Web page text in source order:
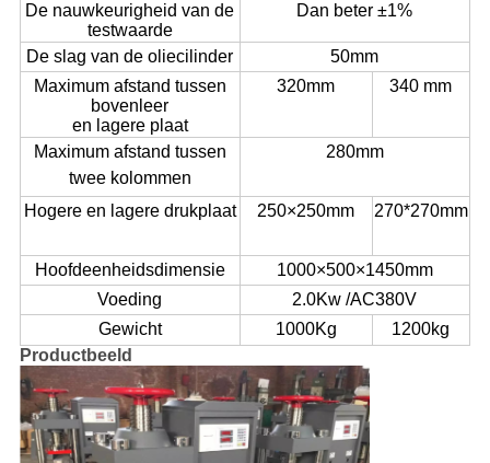
De nauwkeurigheid van de
testwaarde
Dan beter±1%
De slag van de oliecilinder
50mm
Maximum afstand tussen
bovenleer
en lagere plaat
320mm 340 mm
Maximum afstand tussen
twee kolommen
280mm
Hogere en lagere drukplaat 250×250mm 270*270mm
Hoofdeenheidsdimensie
1000×500×1450mm
Voeding
2.0Kw /AC380V
Gewicht
1000Kg
1200kg
Productbeeld